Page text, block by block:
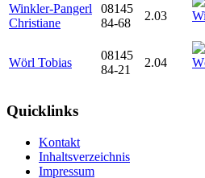
Winkler-Pangerl
Christiane
08145
84-68
2.03
Wörl Tobias
08145
84-21
2.04
Quicklinks
Kontakt
Inhaltsverzeichnis
Impressum